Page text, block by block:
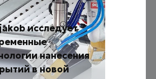
исследует
нанесения
в новой